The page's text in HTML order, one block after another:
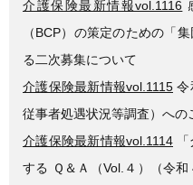
介護保険最新情報vol.1116
（BCP）の策定のための「
る二次募集について
介護保険最新情報vol.1115 令
従事者処遇状況等調査）への
介護保険最新情報vol.1114
する Ｑ＆Ａ（Vol.４）（令